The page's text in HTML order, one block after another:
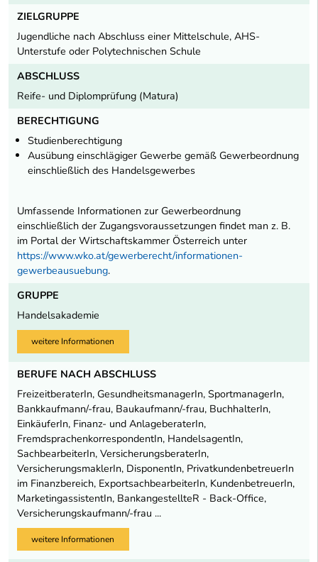
ZIELGRUPPE
Jugendliche nach Abschluss einer Mittelschule, AHS-
Unterstufe oder Polytechnischen Schule
ABSCHLUSS
Reife- und Diplomprüfung (Matura)
BERECHTIGUNG
Studienberechtigung
Ausübung einschlägiger Gewerbe gemäß Gewerbeordnung
einschließlich des Handelsgewerbes
Umfassende Informationen zur Gewerbeordnung
einschließlich der Zugangsvoraussetzungen findet man z. B.
im Portal der Wirtschaftskammer Österreich unter
https://www.wko.at/gewerberecht/informationen-
gewerbeausuebung.
GRUPPE
Handelsakademie
weitere Informationen
BERUFE NACH ABSCHLUSS
FreizeitberaterIn, GesundheitsmanagerIn, SportmanagerIn,
Bankkaufmann/-frau, Baukaufmann/-frau, BuchhalterIn,
EinkäuferIn, Finanz- und AnlageberaterIn,
FremdsprachenkorrespondentIn, HandelsagentIn,
SachbearbeiterIn, VersicherungsberaterIn,
VersicherungsmaklerIn, DisponentIn, PrivatkundenbetreuerIn
im Finanzbereich, ExportsachbearbeiterIn, KundenbetreuerIn,
MarketingassistentIn, BankangestellteR - Back-Office,
Versicherungskaufmann/-frau ...
weitere Informationen